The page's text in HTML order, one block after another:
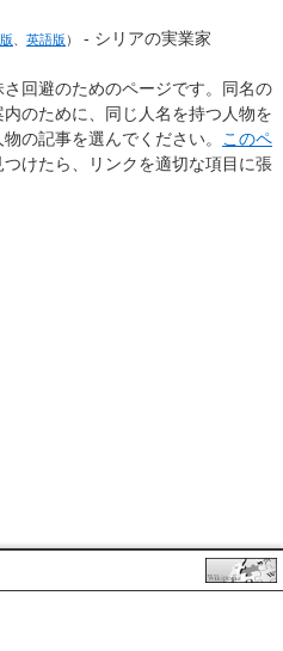
英語版 ） - シリアの実業家
回避のためのページです。同名の
のために、同じ人名を持つ人物を
の記事を選んでください。 このペ
つけたら、リンクを適切な項目に張